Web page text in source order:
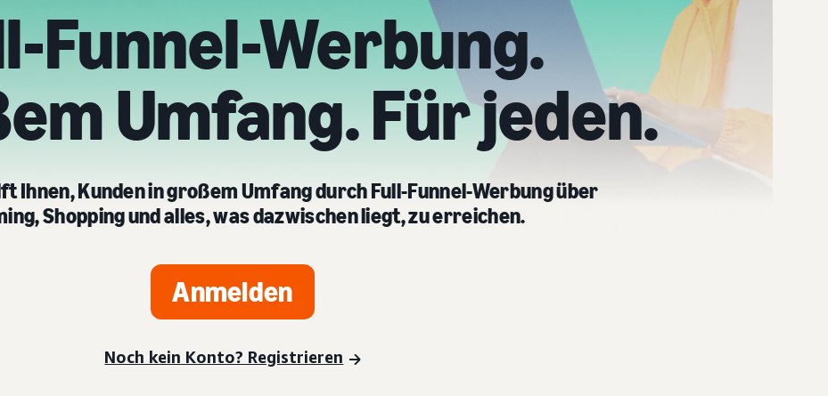
Funnel-Werbung.
Umfang. Für jeden.
Ihnen, Kunden in großem Umfang durch Full-Funnel-Werbung über
Shopping und alles, was dazwischen liegt, zu erreichen.
Anmelden
Noch kein Konto? Registrieren